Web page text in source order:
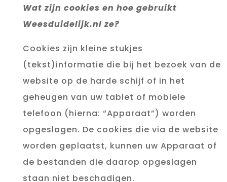
Wat zijn cookies en hoe gebruikt
Weesduidelijk.nl ze?
Cookies zijn kleine stukjes
(tekst)informatie die bij het bezoek van de
website op de harde schijf of in het
geheugen van uw tablet of mobiele
telefoon (hierna: “Apparaat”) worden
opgeslagen. De cookies die via de website
worden geplaatst, kunnen uw Apparaat of
de bestanden die daarop opgeslagen
staan niet beschadigen.